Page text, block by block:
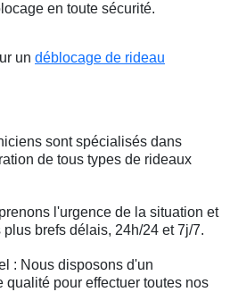
en toute sécurité.
un déblocage de rideau
sont spécialisés dans
de tous types de rideaux
l'urgence de la situation et
brefs délais, 24h/24 et 7j/7.
: Nous disposons d'un
qualité pour effectuer toutes nos